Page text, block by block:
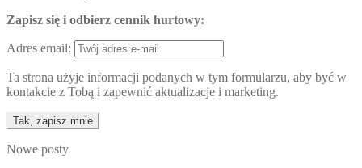
Zapisz się i odbierz cennik hurtowy:
Adres email:
Ta strona użyje informacji podanych w tym formularzu, aby być w
kontakcie z Tobą i zapewnić aktualizacje i marketing.
Nowe posty